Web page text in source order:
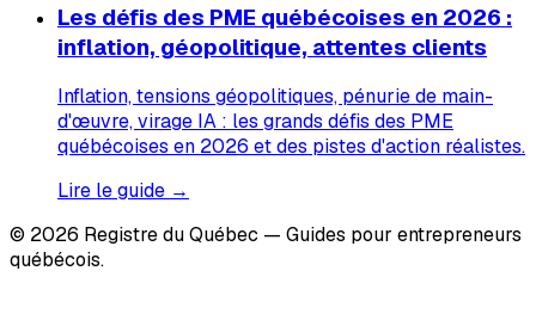
Les défis des PME québécoises en 2026 :
inflation, géopolitique, attentes clients
Inflation, tensions géopolitiques, pénurie de main-
d'œuvre, virage IA : les grands défis des PME
québécoises en 2026 et des pistes d'action réalistes.
Lire le guide →
© 2026 Registre du Québec — Guides pour entrepreneurs
québécois.